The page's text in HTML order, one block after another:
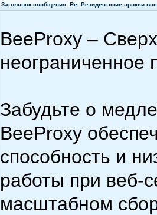
Заголовок сообщения: Re: Резидентские прокси
BeeProxy –
неограниченное
Забудьте о
BeeProxy
способность и
работы при веб-
масштабном